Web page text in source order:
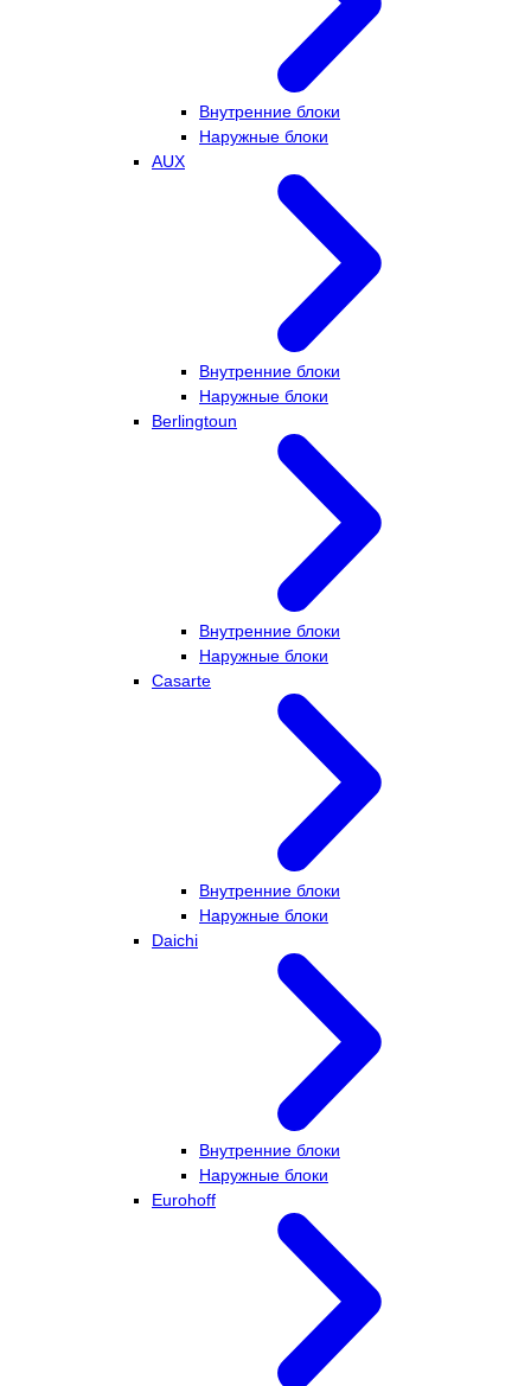
Внутренние блоки
Наружные блоки
AUX
Внутренние блоки
Наружные блоки
Berlingtoun
Внутренние блоки
Наружные блоки
Casarte
Внутренние блоки
Наружные блоки
Daichi
Внутренние блоки
Наружные блоки
Eurohoff